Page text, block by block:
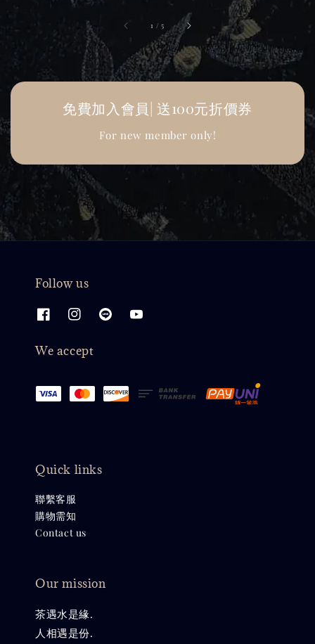
1 /5
免費加入會員| 送100元折價券
For new member only!
Follow us
We accept
Quick links
聯繫客服
購物需知
Contact us
Our mission
茶遇水是緣.
人相遇是份.